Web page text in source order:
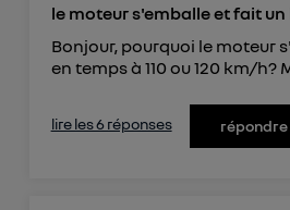
le moteur s'emballe et fait
Bonjour, pourquoi le moteur
en temps à 110 ou 120 km/h?
lire les 6 réponses répondre